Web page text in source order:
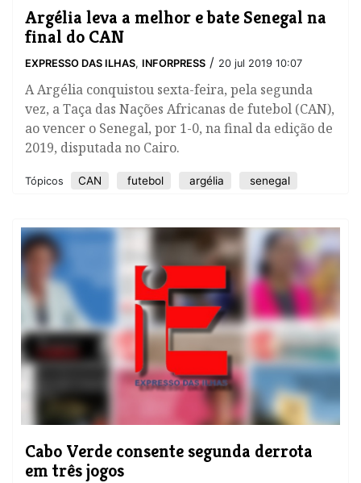
Argélia leva a melhor e bate Senegal na
final do CAN
EXPRESSO DAS ILHAS, INFORPRESS / 20 jul 2019 10:07
​A Argélia conquistou sexta-feira, pela segunda
vez, a Taça das Nações Africanas de futebol (CAN),
ao vencer o Senegal, por 1-0, na final da edição de
2019, disputada no Cairo.
Tópicos CAN futebol argélia senegal
Cabo Verde consente segunda derrota
em três jogos